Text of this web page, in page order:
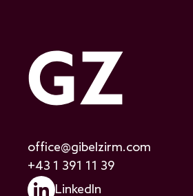
office@gibelzirm.com
+43 1 391 11 39
LinkedIn